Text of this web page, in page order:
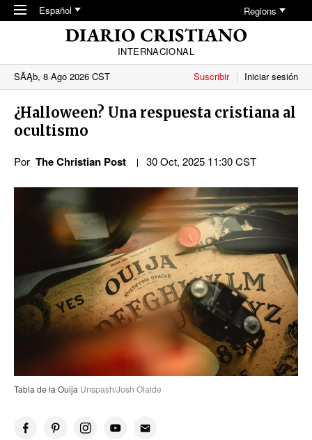
Skip to main content
Español Regions
INTERNACIONAL
SĂĄb, 8 Ago 2026 CST
Suscribir Iniciar sesión
¿Halloween? Una respuesta cristiana al
ocultismo
Por The Christian Post 30 Oct, 2025 11:30 CST
Tabla de la Ouija Unspash/Josh Olalde